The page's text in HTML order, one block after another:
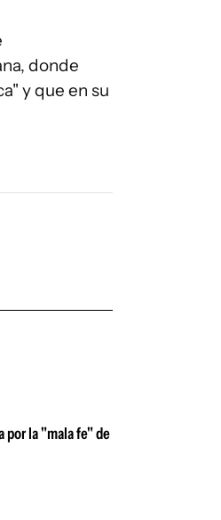
donde
y que en su
por la "mala fe" de